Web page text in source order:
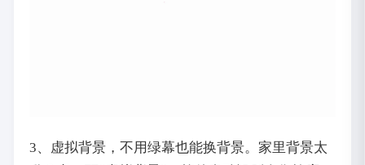
3、虚拟背景，不用绿幕也能换背景。家里背景太